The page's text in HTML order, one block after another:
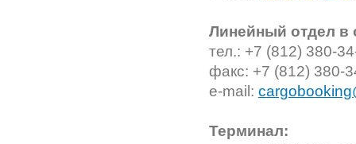
Линейный отдел в
тел.: +7 (812) 380-
факс: +7 (812) 380-
e-mail:
Терминал: